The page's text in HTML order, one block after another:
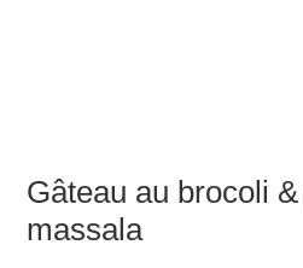
Gâteau au brocoli
massala